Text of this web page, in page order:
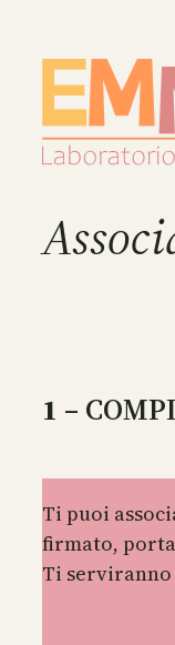
1 –
Ti puoi
firmato,
Ti serviranno